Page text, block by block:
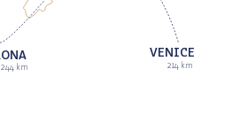
244 km
VENICE
214 km